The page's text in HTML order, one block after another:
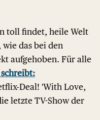
toll findet, heile Welt
das bei den
aufgehoben. Für alle
Deal! 'With Love,
letzte TV-Show der